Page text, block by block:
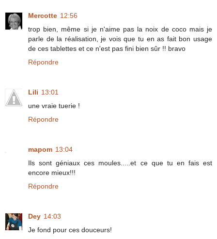
Mercotte 12:56
trop bien, même si je n'aime pas la noix de coco mais je
parle de la réalisation, je vois que tu en as fait bon usage
de ces tablettes et ce n'est pas fini bien sûr !! bravo
Répondre
Lili 13:01
une vraie tuerie !
Répondre
mapom 13:04
Ils sont géniaux ces moules.....et ce que tu en fais est
encore mieux!!!
Répondre
Dey 14:03
Je fond pour ces douceurs!